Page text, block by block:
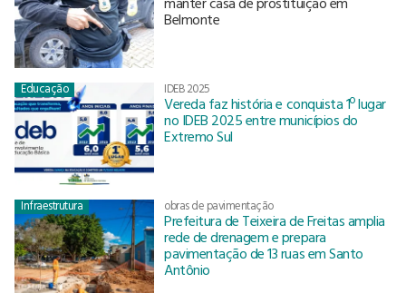
Belmonte
Educação IDEB 2025
Vereda faz história e conquista 1º lugar
no IDEB 2025 entre municípios do
Extremo Sul
Infraestrutura obras de pavimentação
Prefeitura de Teixeira de Freitas amplia
rede de drenagem e prepara
pavimentação de 13 ruas em Santo
Antônio